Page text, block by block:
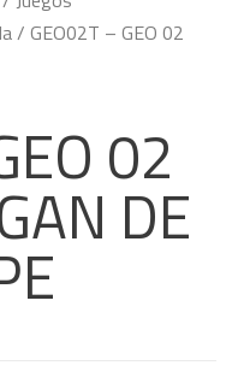
/ GEO02T – GEO 02
02
DE